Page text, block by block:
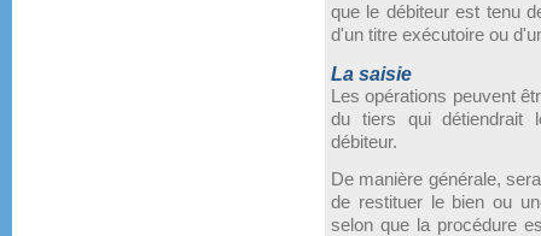
que le débiteur est tenu
d'un titre exécutoire ou
La saisie
Les opérations peuvent
du tiers qui détiendrait
débiteur.
De manière générale,
de restituer le bien ou
selon que la procédure